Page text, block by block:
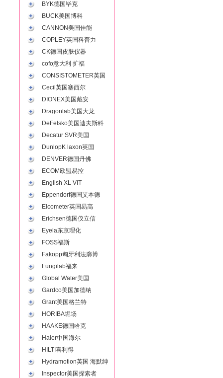
BYK德国毕克
BUCK美国博科
CANNON美国佳能
COPLEY英国科普力
CK德国皮肤仪器
cofo意大利 扩福
CONSISTOMETER英国
Cecil英国塞西尔
DIONEX美国戴安
Dragonlab美国大龙
DeFelsko美国迪夫斯科
Decatur SVR美国
DunlopK laxon英国
DENVER德国丹佛
ECOM欧盟易控
English XL VIT
Eppendorf德国艾本德
Elcometer英国易高
Erichsen德国仪立信
Eyela东京理化
FOSS福斯
Fakopp匈牙利法廓博
Fungilab福来
Global Water美国
Gardco美国加德纳
Grant美国格兰特
HORIBA堀场
HAAKE德国哈克
Haier中国海尔
HILTI喜利得
Hydramotion英国 海默绅
Inspector美国探索者